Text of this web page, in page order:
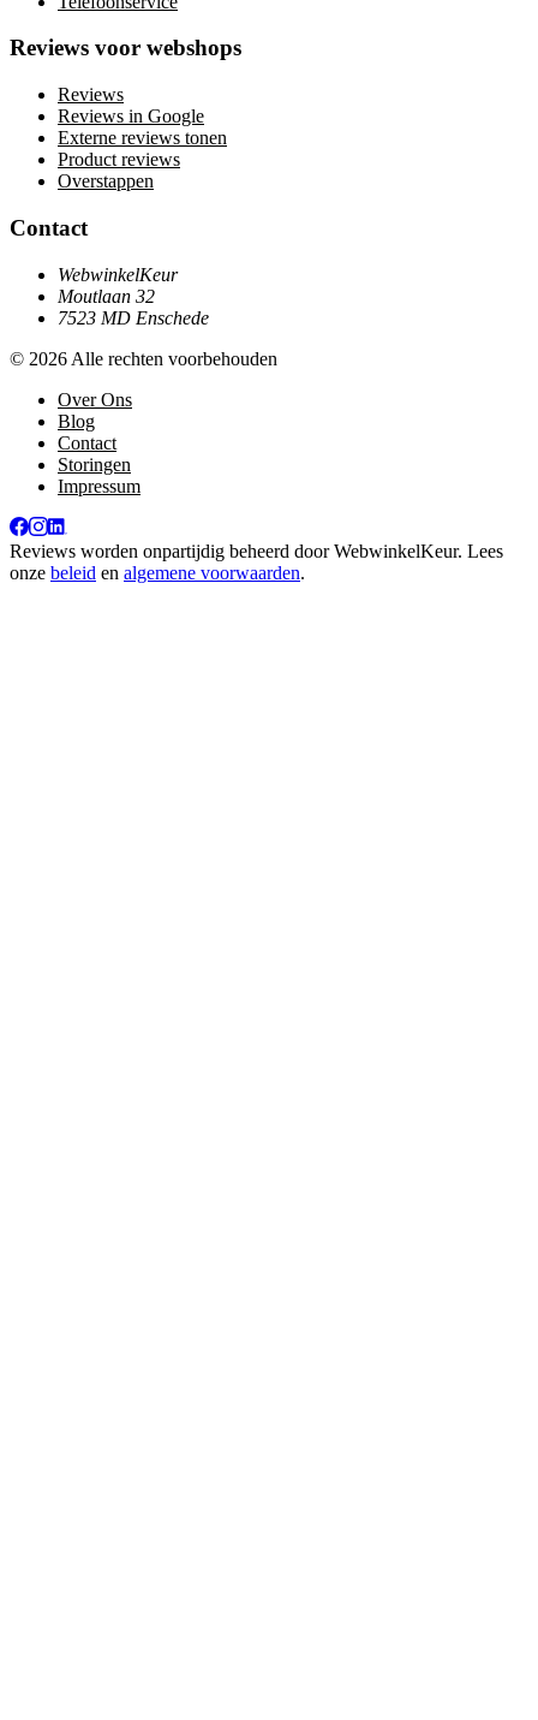
Reviews voor webshops
Reviews
Reviews in Google
Externe reviews tonen
Product reviews
Overstappen
Contact
WebwinkelKeur
Moutlaan 32
7523 MD Enschede
© 2026 Alle rechten voorbehouden
Over Ons
Blog
Contact
Storingen
Impressum
Reviews worden onpartijdig beheerd doorWebwinkelKeur. Lees
onze beleid en algemene voorwaarden.